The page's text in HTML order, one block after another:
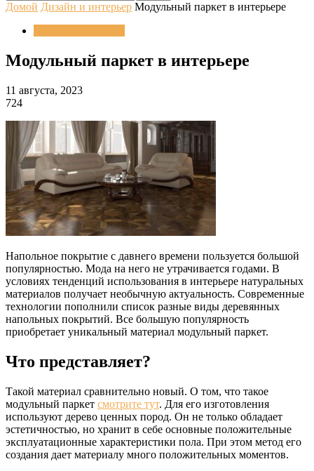
Домой Дизайн и интерьер Модульный паркет в интерьере
Модульный паркет в интерьере
11 августа, 2023
724
Напольное покрытие с давнего времени пользуется большой
популярностью. Мода на него не утрачивается годами. В
условиях тенденций использования в интерьере натуральных
материалов получает необычную актуальность. Современные
технологии пополнили список разные виды деревянных
напольных покрытий. Все большую популярность
приобретает уникальный материал модульный паркет.
Что представляет?
Такой материал сравнительно новый. О том, что такое
модульный паркет смотрите тут. Для его изготовления
используют дерево ценных пород. Он не только обладает
эстетичностью, но хранит в себе основные положительные
эксплуатационные характеристики пола. При этом метод его
создания дает материалу много положительных моментов.